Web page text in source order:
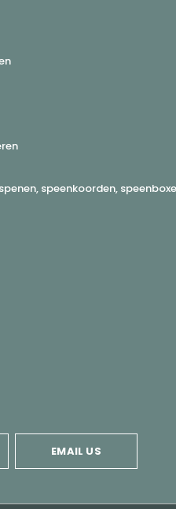
speenkoorden,
EMAIL US